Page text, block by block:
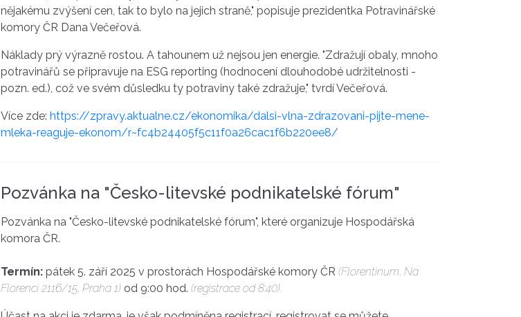
nějakému zvýšení cen, tak to bylo na jejich straně," popisuje prezidentka Potravinářské
komory ČR Dana Večeřová.
Náklady prý výrazně rostou. A tahounem už nejsou jen energie. "Zdražují obaly, mnoho
potravinářů se připravuje na ESG reporting (hodnocení dlouhodobé udržitelnosti -
pozn. ed.), což ve svém důsledku ty potraviny také zdražuje," tvrdí Večeřová.
Více zde: https://zpravy.aktualne.cz/ekonomika/dalsi-vlna-zdrazovani-pijte-mene-
mleka-reaguje-ekonom/r~fc4b24405f5c11f0a26cac1f6b220ee8/
Pozvánka na "Česko-litevské podnikatelské fórum"
Pozvánka na "Česko-litevské podnikatelské fórum", které organizuje Hospodářská
komora ČR.
Termín: pátek 5. září 2025 v prostorách Hospodářské komory ČR (Florentinum, Na
Florenci 2116/15, Praha 1) od 9:00 hod. (registrace od 8:40).